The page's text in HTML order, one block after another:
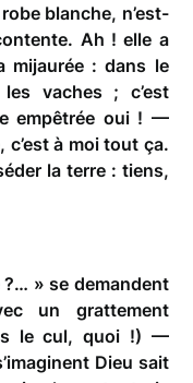
blanche, n’est-
Ah ! elle a
mijaurée : dans le
vaches ; c’est
empêtrée oui ! —
c’est à moi tout ça.
la terre : tiens,
» se demandent
un grattement
le cul, quoi !) —
Dieu sait